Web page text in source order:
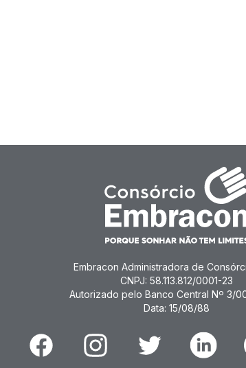
Embracon Administradora de
CNPJ: 58.113.812/0001-23
Autorizado pelo Banco Central Nº 3/
Data: 15/08/88
Facebook Instagram Twitter Linkedin